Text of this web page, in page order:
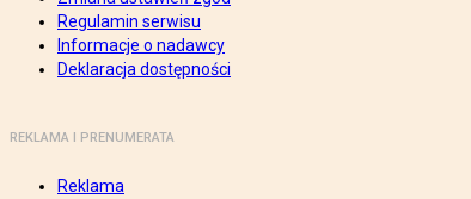
Regulamin serwisu
Informacje o nadawcy
Deklaracja dostępności
REKLAMA I PRENUMERATA
Reklama